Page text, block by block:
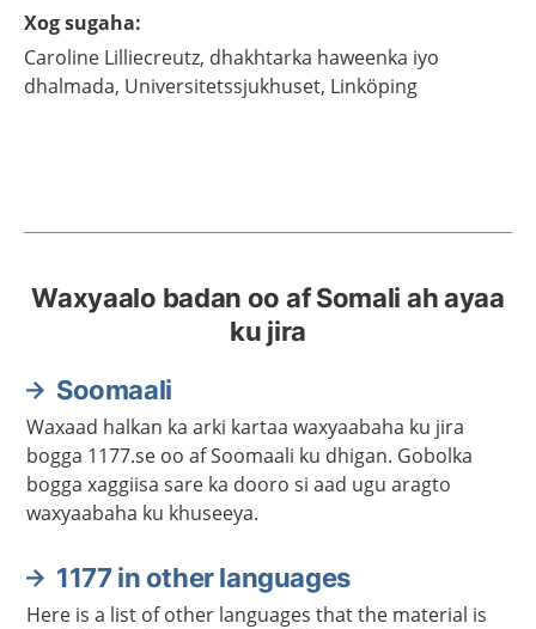
Xog sugaha:
Caroline Lilliecreutz, dhakhtarka haweenka iyo
dhalmada, Universitetssjukhuset, Linköping
Waxyaalo badan oo af Somali ah ayaa
ku jira
Soomaali
Waxaad halkan ka arki kartaa waxyaabaha ku jira
bogga 1177.se oo af Soomaali ku dhigan. Gobolka
bogga xaggiisa sare ka dooro si aad ugu aragto
waxyaabaha ku khuseeya.
1177 in other languages
Here is a list of other languages that the material is